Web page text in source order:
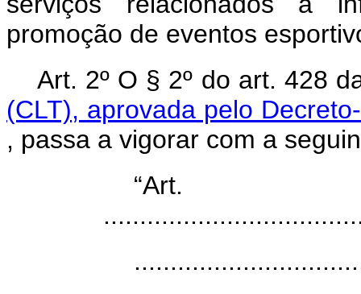
promoção de eventos
Art. 2º O § 2º do art. 428
(CLT), aprovada pelo
, passa a vigorar com a